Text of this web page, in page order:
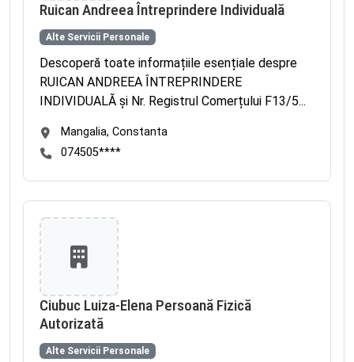
Ruican Andreea Întreprindere Individuală
Alte Servicii Personale
Descoperă toate informațiile esențiale despre
RUICAN ANDREEA ÎNTREPRINDERE
INDIVIDUALĂ și Nr. Registrul Comerțului F13/5...
Mangalia, Constanta
074505****
Ciubuc Luiza-Elena Persoană Fizică
Autorizată
Alte Servicii Personale